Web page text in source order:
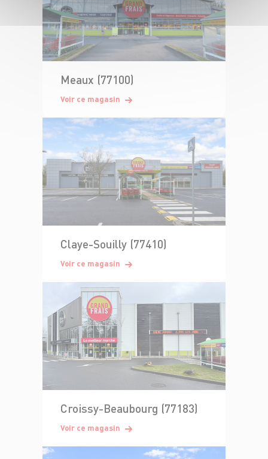
Meaux (77100)
Voir ce magasin
Claye-Souilly (77410)
Voir ce magasin
Croissy-Beaubourg (77183)
Voir ce magasin